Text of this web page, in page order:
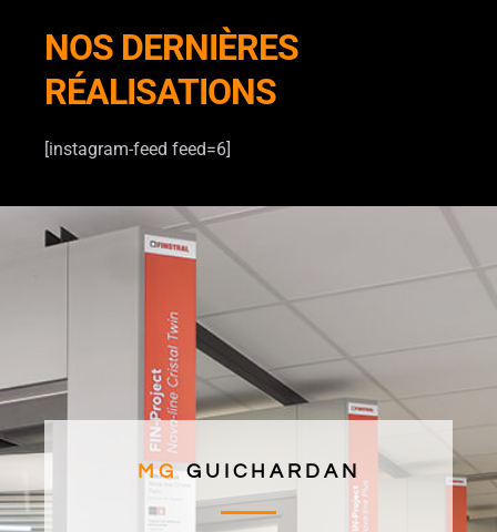
NOS DERNIÈRES
RÉALISATIONS
[instagram-feed feed=6]
MG GUICHARDAN